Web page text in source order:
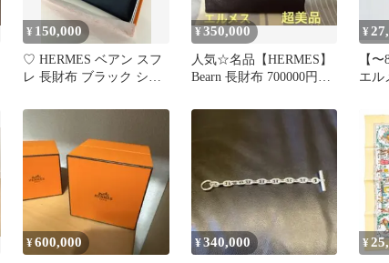
¥ 150,000
♡ HERMES ベアン スフ
レ 長財布 ブラック シル
¥350,000
人気☆名品【HERMES】
Bearn 長財布 700000円
¥
【
エ
¥600,000 ¥340,000 ¥